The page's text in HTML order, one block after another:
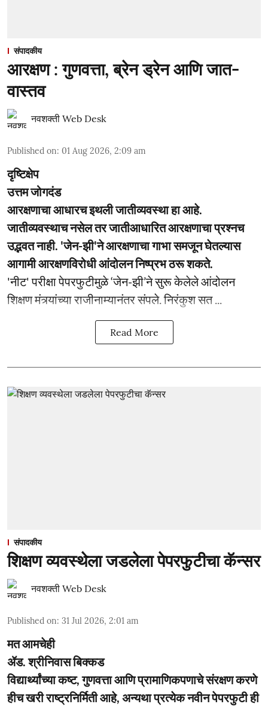
संपादकीय
आरक्षण : गुणवत्ता, ब्रेन ड्रेन आणि जात-
वास्तव
नवशक्ती Web Desk
Published on: 01 Aug 2026, 2:09 am
दृष्टिक्षेप
उत्तम जोगदंड
आरक्षणाचा आधारच इथली जातीव्यवस्था हा आहे.
जातीव्यवस्थाच नसेल तर जातीआधारित आरक्षणाचा प्रश्नच
उद्भवत नाही. 'जेन-झी'ने आरक्षणाचा गाभा समजून घेतल्यास
आगामी आरक्षणविरोधी आंदोलन निष्प्रभ ठरू शकते.
'नीट' परीक्षा पेपरफुटीमुळे ‘जेन-झी’ने सुरू केलेले आंदोलन
शिक्षण मंत्र्यांच्या राजीनाम्यानंतर संपले. निरंकुश सत ...
Read More
संपादकीय
शिक्षण व्यवस्थेला जडलेला पेपरफुटीचा कॅन्सर
नवशक्ती Web Desk
Published on: 31 Jul 2026, 2:01 am
मत आमचेही
ॲड. श्रीनिवास बिक्कड
विद्यार्थ्यांच्या कष्ट, गुणवत्ता आणि प्रामाणिकपणाचे संरक्षण करणे
हीच खरी राष्ट्रनिर्मिती आहे, अन्यथा प्रत्येक नवीन पेपरफुटी ही